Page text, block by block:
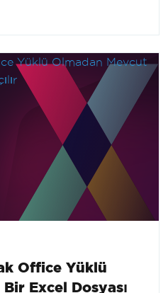
Office Yüklü
Excel Dosyası